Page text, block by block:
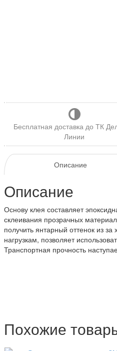
Бесплатная доставка до ТК
Линии
Описание
Описание
Основу клея составляет
склеивания прозрачных
получить янтарный оттенок из
нагрузкам, позволяет
Транспортная прочность
Похожие